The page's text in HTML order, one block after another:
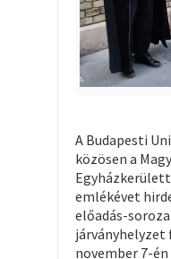
A Budapesti
közösen a
emlékévet
előadás-
november 7-